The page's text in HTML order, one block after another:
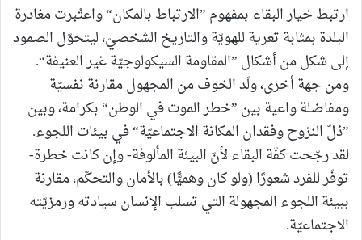
ارتبط خيار البقاء بمفهوم ”الارتباط بالمكان“ واعتُبرت مغادرة
البلدة بمثابة تعرية للهويّة والتاريخ الشخصيّ، ليتحوّل الصمود
إلى شكل من أشكال ”المقاومة السيكولوجيّة غير العنيفة“.
ومن جهة أخرى، ولّد الخوف من المجهول مقارنة نفسيّة
ومفاضلة واعية بين ”خطر الموت في الوطن“ بكرامة، وبين
”ذلّ النزوح وفقدان المكانة الاجتماعيّة“ في بيئات اللجوء.
لقد رجّحت كفّة البقاء لأنّ البيئة المألوفة- وإن كانت خطرة-
توفّر للفرد شعورًا (ولو كان وهميًّا) بالأمان والتحكّم، مقارنة
ببيئة اللجوء المجهولة التي تسلب الإنسان سيادته ورمزيّته
الاجتماعيّة.